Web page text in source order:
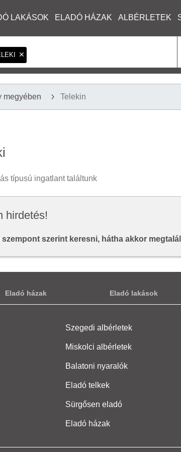
LAKÁSOK ELADÓ HÁZAK ALBÉRLETEK
megyében Telekin
típusú ingatlant találtunk
hirdetés!
szerint keresni, hátha akkor
Eladó házak Eladó lakások
Szegedi albérletek
Miskolci albérletek
Balatoni nyaralók
Eladó telkek
Sürgősen eladó
Eladó házak